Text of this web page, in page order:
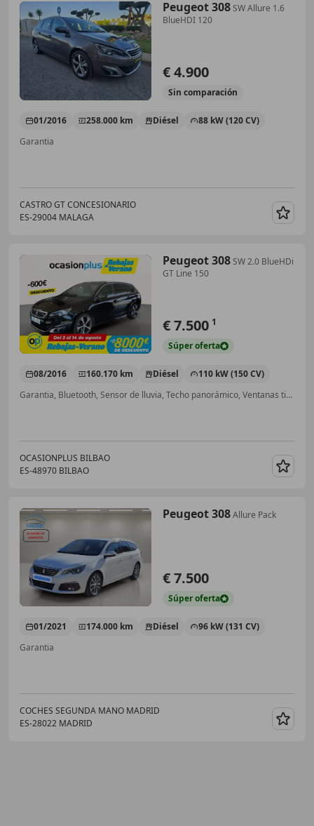
Peugeot 308SW Allure 1.6
BlueHDI 120
€ 4.900
Sin comparación
01/2016 258.000 km Diésel
88 kW (120 CV)
Garantia
CASTRO GT CONCESIONARIO
ES-29004 MALAGA
Peugeot 308SW 2.0 BlueHDi
GT Line 150
€ 7.500 1
Súperoferta
08/2016 160.170 km Diésel
110 kW (150 CV)
Garantia, Bluetooth, Sensor de lluvia, Techo panorámico, Ventanas tintadas, ABS, Airbags laterales, Llantas de aleación
OCASIONPLUS BILBAO
ES-48970 BILBAO
Peugeot 308Allure Pack
€ 7.500
Súperoferta
01/2021 174.000 km Diésel
96 kW (131 CV)
Garantia
COCHES SEGUNDA MANO MADRID
ES-28022 MADRID